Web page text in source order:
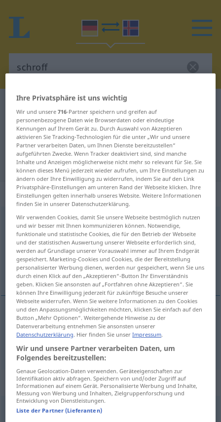
Deutsch-Isländisch Wörterbuch
Deutsch-Isländisch Übersetzung
für "schroff"
"schroff" Isländisch Übersetzung
„schroff“
schroff
Übersicht aller Übersetzungen
(Für mehr Details die Übersetzung anklicken/antippen)
snarbrattur, hranalegur
(snar)brattur schroff
hranalegur schroff FIG
Synonyme für "schroff"
taktlos
Ihre Privatsphäre ist uns wichtig
Wir und unsere716-Partner speichern und greifen auf
personenbezogene Daten wie Browserdaten oder eindeutige
Kennungen auf Ihrem Gerät zu. Durch Auswahl von Akzeptieren
aktivieren Sie Tracking-Technologien für die unter „Wir und unsere
Partner verarbeiten Daten, um Ihnen Dienste bereitzustellen“
aufgeführten Zwecke. Wenn Tracker deaktiviert sind, sind manche
Inhalte und Anzeigen möglicherweise nicht mehr so relevant für Sie. Sie
können dieses Menü jederzeit wieder aufrufen, um Ihre Einstellungen zu
ändern oder Ihre Einwilligung zu widerrufen, indem Sie auf den Link
Privatsphäre-Einstellungen am unteren Rand der Webseite klicken. Ihre
Einstellungen gelten innerhalb unseres Website. Weitere Informationen
finden Sie in unserer Datenschutzerklärung.
Wir verwenden Cookies, damit Sie unsere Webseite bestmöglich nutzen
und wir besser mit Ihnen kommunizieren können. Notwendige,
funktionale und statistische Cookies, die für den Betrieb der Webseite
und der statistischen Auswertung unserer Webseite erforderlich sind,
werden auf Grundlage unserer Vorauswahl immer auf Ihrem Endgerät
gespeichert. Marketing-Cookies und Cookies, die der Bereitstellung
personalisierter Werbung dienen, werden nur gespeichert, wenn Sie uns
durch einen Klick auf den „Akzeptieren“-Button Ihr Einverständnis
geben. Klicken Sie ansonsten auf „Fortfahren ohne Akzeptieren“. Sie
können Ihre Einwilligung jederzeit für zukünftige Besuche unserer
Webseite widerrufen. Wenn Sie weitere Informationen zu den Cookies
und den Anpassungsmöglichkeiten möchten, klicken Sie einfach auf den
Button „Mehr Optionen“. Weitergehende Hinweise zu der
Datenverarbeitung entnehmen Sie ansonsten unserer
Datenschutzerklärung. Hier finden Sie unserImpressum.
Wir und unsere Partner verarbeiten Daten, um
Folgendes bereitzustellen:
Genaue Geolocation-Daten verwenden. Geräteeigenschaften zur
Identifikation aktiv abfragen. Speichern von und/oder Zugriff auf
Informationen auf einem Gerät. Personalisierte Werbung und Inhalte,
Messung von Werbung und Inhalten, Zielgruppenforschung und
Entwicklung von Dienstleistungen.
Liste der Partner (Lieferanten)